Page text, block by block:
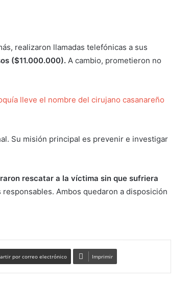
realizaron llamadas telefónicas a sus
($11.000.000). A cambio, prometieron no
lleve el nombre del cirujano casanareño
Su misión principal es prevenir e investigar
rescatar a la víctima sin que sufriera
Ambos quedaron a disposición
por correo electrónico Imprimir